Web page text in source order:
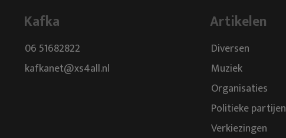
Kafka
06 51682822
kafkanet@xs4all.nl
Artikelen
Diversen
Muziek
Organisaties
Politieke partijen
Verkiezingen